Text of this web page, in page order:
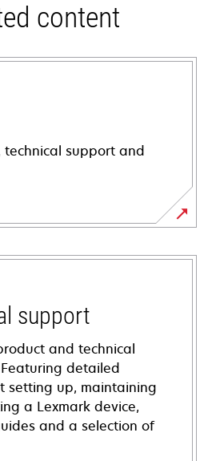
content
technical support and
support
and technical
detailed
setting up, maintaining
a Lexmark device,
and a selection of